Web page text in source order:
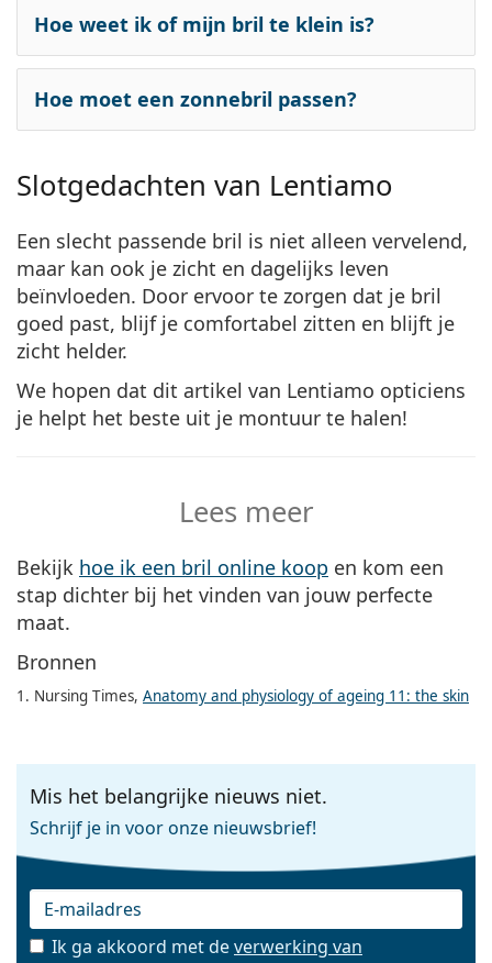
Hoe weet ik of mijn bril te klein is?
Hoe moet een zonnebril passen?
Slotgedachten van Lentiamo
Een slecht passende bril is niet alleen vervelend,
maar kan ook je zicht en dagelijks leven
beïnvloeden. Door ervoor te zorgen dat je bril
goed past, blijf je comfortabel zitten en blijft je
zicht helder.
We hopen dat dit artikel van Lentiamo opticiens
je helpt het beste uit je montuur te halen!
Lees meer
Bekijk hoe ik een bril online koop en kom een
stap dichter bij het vinden van jouw perfecte
maat.
Bronnen
1. Nursing Times, Anatomy and physiology of ageing 11: the skin
Mis het belangrijke nieuws niet.
Schrijf je in voor onze nieuwsbrief!
Ik ga akkoord met deverwerking van